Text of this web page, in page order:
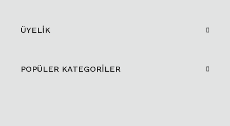
ÜYELİK
POPÜLER KATEGORİLER